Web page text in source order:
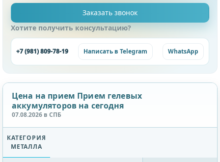
Хотите получить консультацию?
+7 (981) 809-78-19 Написать в Telegram WhatsApp
Цена на прием Прием гелевых
аккумуляторов на сегодня
07.08.2026 в СПБ
КАТЕГОРИЯ
МЕТАЛЛА